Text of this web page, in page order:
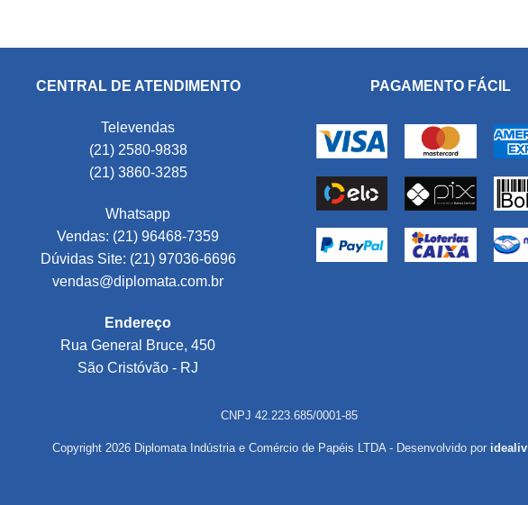
CENTRAL DE ATENDIMENTO
Televendas
(21) 2580-9838
(21) 3860-3285
Whatsapp
Vendas: (21) 96468-7359
Dúvidas Site: (21) 97036-6696
vendas@diplomata.com.br
Endereço
Rua General Bruce, 450
São Cristóvão - RJ
PAGAMENTO FÁCIL
CNPJ 42.223.685/0001-85
Copyright 2026 Diplomata Indústria e Comércio de Papéis LTDA - Desenvolvido por idealiv